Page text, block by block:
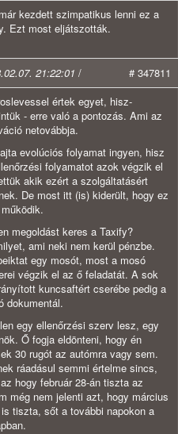
kezdett szimpatikus lenni ez a
Ezt most eljátszották.
21:22:01 /
# 347811
értek egyet, hisz-
- erre való a pontozás. Ami az
netovábbja.
evolúciós folyamat ingyen, hisz
folyamatot azok végzik el
akik ezért a szolgáltatásért
De most itt (is) kiderült, hogy ez
megoldást keres a Taxify?
ami neki nem kerül pénzbe.
egy mosót, most a mosó
végzik el az ő feladatát. A sok
kuncsaftért cserébe pedig a
dokumentál.
egy ellenőrzési szerv lesz, egy
Ő fogja eldönteni, hogy én
30 rugót az autómra vagy sem.
ráadásul semmi értelme sincs,
hogy február 28-án tiszta az
még nem jelenti azt, hogy március
is tiszta, sőt a további napokon a